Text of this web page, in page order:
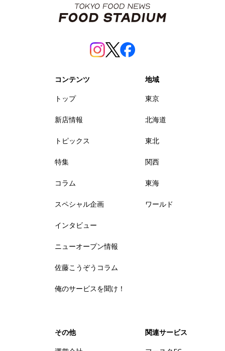
コンテンツ
トップ
新店情報
トピックス
特集
コラム
スペシャル企画
インタビュー
ニューオープン情報
佐藤こうぞうコラム
俺のサービスを聞け！
地域
東京
北海道
東北
関西
東海
ワールド
その他
関連サービス